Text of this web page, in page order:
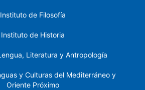
Instituto de Filosofía
Instituto de Historia
Literatura y Antropología
y Culturas del Mediterráneo y
Oriente Próximo